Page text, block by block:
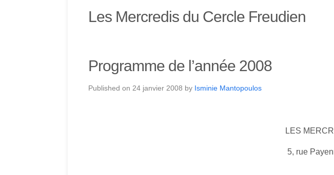
Les Mercredis du Cercle Freudien
Programme de l’année 2008
Published on 24 janvier 2008 by Isminie Mantopoulos
LES
5, rue